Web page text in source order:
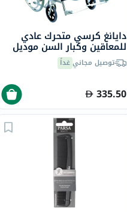
دايانغ كرسي متحرك عادي
للمعاقين وكبار السن موديل
DY01809-46
توصيل مجانيغداً
335.50